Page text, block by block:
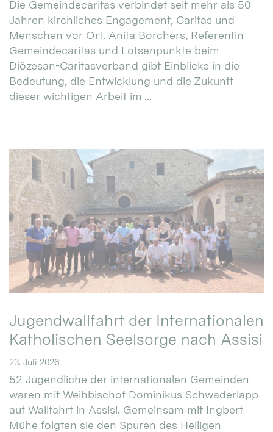
Die Gemeindecaritas verbindet seit mehr als 50
Jahren kirchliches Engagement, Caritas und
Menschen vor Ort. Anita Borchers, Referentin
Gemeindecaritas und Lotsenpunkte beim
Diözesan-Caritasverband gibt Einblicke in die
Bedeutung, die Entwicklung und die Zukunft
dieser wichtigen Arbeit im ...
Jugendwallfahrt der Internationalen
Katholischen Seelsorge nach Assisi
23. Juli 2026
52 Jugendliche der internationalen Gemeinden
waren mit Weihbischof Dominikus Schwaderlapp
auf Wallfahrt in Assisi. Gemeinsam mit Ingbert
Mühe folgten sie den Spuren des Heiligen